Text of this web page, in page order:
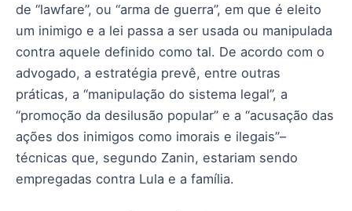
de “lawfare”, ou “arma de guerra”, em que é eleito
um inimigo e a lei passa a ser usada ou manipulada
contra aquele definido como tal. De acordo com o
advogado, a estratégia prevê, entre outras
práticas, a “manipulação do sistema legal”, a
“promoção da desilusão popular” e a “acusação das
ações dos inimigos como imorais e ilegais”–
técnicas que, segundo Zanin, estariam sendo
empregadas contra Lula e a família.